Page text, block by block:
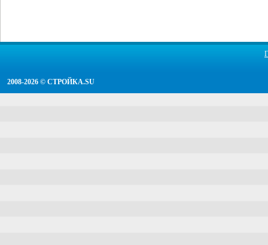
2008-2026 © СТРОЙКА.SU